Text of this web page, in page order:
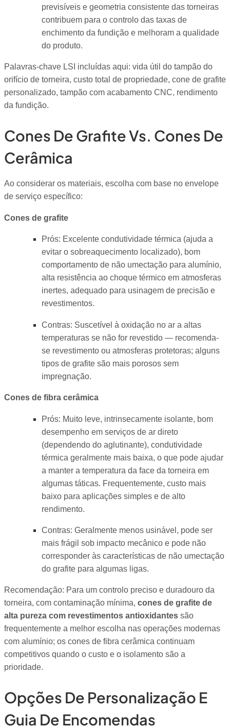
previsíveis e geometria consistente das torneiras
contribuem para o controlo das taxas de
enchimento da fundição e melhoram a qualidade
do produto.
Palavras-chave LSI incluídas aqui: vida útil do tampão do
orifício de torneira, custo total de propriedade, cone de grafite
personalizado, tampão com acabamento CNC, rendimento
da fundição.
Cones De Grafite Vs. Cones De
Cerâmica
Ao considerar os materiais, escolha com base no envelope
de serviço específico:
Cones de grafite
Prós: Excelente condutividade térmica (ajuda a
evitar o sobreaquecimento localizado), bom
comportamento de não umectação para alumínio,
alta resistência ao choque térmico em atmosferas
inertes, adequado para usinagem de precisão e
revestimentos.
Contras: Suscetível à oxidação no ar a altas
temperaturas se não for revestido — recomenda-
se revestimento ou atmosferas protetoras; alguns
tipos de grafite são mais porosos sem
impregnação.
Cones de fibra cerâmica
Prós: Muito leve, intrinsecamente isolante, bom
desempenho em serviços de ar direto
(dependendo do aglutinante), condutividade
térmica geralmente mais baixa, o que pode ajudar
a manter a temperatura da face da torneira em
algumas táticas. Frequentemente, custo mais
baixo para aplicações simples e de alto
rendimento.
Contras: Geralmente menos usinável, pode ser
mais frágil sob impacto mecânico e pode não
corresponder às características de não umectação
do grafite para algumas ligas.
Recomendação: Para um controlo preciso e duradouro da
torneira, com contaminação mínima, cones de grafite de
alta pureza com revestimentos antioxidantes são
frequentemente a melhor escolha nas operações modernas
com alumínio; os cones de fibra cerâmica continuam
competitivos quando o custo e o isolamento são a
prioridade.
Opções De Personalização E
Guia De Encomendas